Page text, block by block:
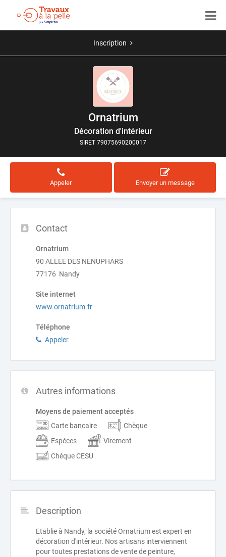
Inscription
Ornatrium
Décoration d'intérieur
SIRET 79075690200017
Appeler Envoyer un message
Contact
Ornatrium
90 ALLEE DES NENUPHARS
77176 Nandy
Site internet
www.ornatrium.fr
Téléphone
Appeler
Autres informations
Moyens de paiement acceptés
Carte bancaire
Chèque
Espèces
Virement
Chèque CESU
Description
Etablie à Nandy, la société Ornatrium est expert en
décoration d'intérieur. Nos artisans interviennent
pour toutes prestations de vente de peinture,